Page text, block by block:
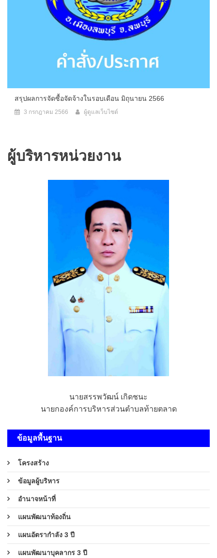
สรุปผลการจัดซื้อจัดจ้างในรอบเดือน มิถุนายน 2566
3 กรกฎาคม 2566 ผู้ดูแลเว็บไซต์
ผู้บริหารหน่วยงาน
นายสรรพวัฒน์ เกิดชนะ
นายกองค์การบริหารส่วนตำบลท้ายตลาด
ข้อมูลพื้นฐาน
โครงสร้าง
ข้อมูลผู้บริหาร
อำนาจหน้าที่
แผนพัฒนาท้องถิ่น
แผนอัตรากำลัง 3 ปี
แผนพัฒนาบุคลากร 3 ปี